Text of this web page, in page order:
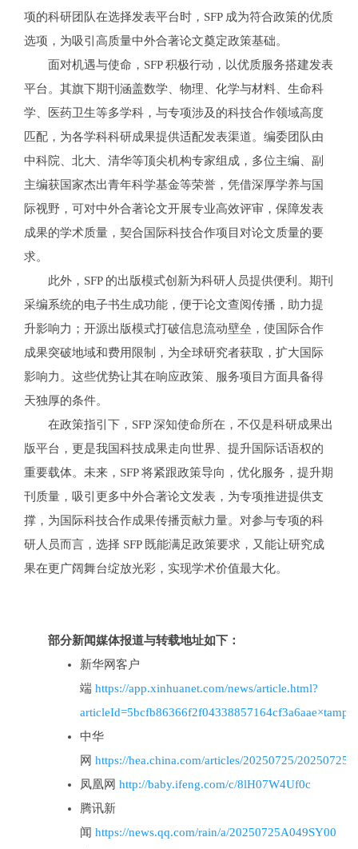
项的科研团队在选择发表平台时，SFP 成为符合政策的优质
选项，为吸引高质量中外合著论文奠定政策基础。
面对机遇与使命，SFP 积极行动，以优质服务搭建发表
平台。其旗下期刊涵盖数学、物理、化学与材料、生命科
学、医药卫生等多学科，与专项涉及的科技合作领域高度
匹配，为各学科科研成果提供适配发表渠道。编委团队由
中科院、北大、清华等顶尖机构专家组成，多位主编、副
主编获国家杰出青年科学基金等荣誉，凭借深厚学养与国
际视野，可对中外合著论文开展专业高效评审，保障发表
成果的学术质量，契合国际科技合作项目对论文质量的要
求。
此外，SFP 的出版模式创新为科研人员提供便利。期刊
采编系统的电子书生成功能，便于论文查阅传播，助力提
升影响力；开源出版模式打破信息流动壁垒，使国际合作
成果突破地域和费用限制，为全球研究者获取，扩大国际
影响力。这些优势让其在响应政策、服务项目方面具备得
天独厚的条件。
在政策指引下，SFP 深知使命所在，不仅是科研成果出
版平台，更是我国科技成果走向世界、提升国际话语权的
重要载体。未来，SFP 将紧跟政策导向，优化服务，提升期
刊质量，吸引更多中外合著论文发表，为专项推进提供支
撑，为国际科技合作成果传播贡献力量。对参与专项的科
研人员而言，选择 SFP 既能满足政策要求，又能让研究成
果在更广阔舞台绽放光彩，实现学术价值最大化。
部分新闻媒体报道与转载地址如下：
新华网客户
端 https://app.xinhuanet.com/news/article.html?
中华
网 https://hea.china.com/articles/20250725/
凤凰网 http://baby.ifeng.com/c/8lH07W4Uf0c
腾讯新
闻 https://news.qq.com/rain/a/20250725A049SY00